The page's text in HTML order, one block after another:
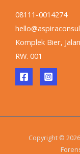
08111-0014274
Komplek Bier,
RW. 001
Copyright ©